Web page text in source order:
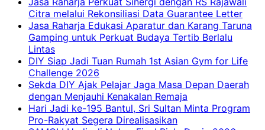
Citra melalui Rekonsiliasi Data Guarantee Letter
Jasa Raharja Edukasi Aparatur dan Karang Taruna
Gamping untuk Perkuat Budaya Tertib Berlalu
Lintas
DIY Siap Jadi Tuan Rumah 1st Asian Gym for Life
Challenge 2026
Sekda DIY Ajak Pelajar Jaga Masa Depan Daerah
dengan Menjauhi Kenakalan Remaja
Hari Jadi ke-195 Bantul, Sri Sultan Minta Program
Pro-Rakyat Segera Direalisasikan